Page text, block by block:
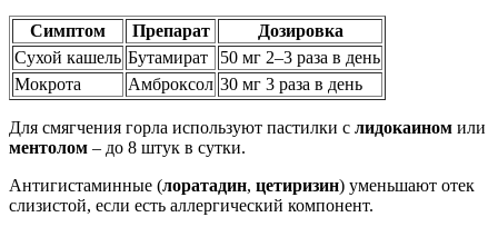
Симптом Препарат
Дозировка
Сухой кашель Бутамират
50 мг 2–3 раза в день
Мокрота
Амброксол 30 мг 3 раза в день
Для смягчения горла используют пастилки с лидокаином или
ментолом – до 8 штук в сутки.
Антигистаминные (лоратадин, цетиризин) уменьшают отек
слизистой, если есть аллергический компонент.